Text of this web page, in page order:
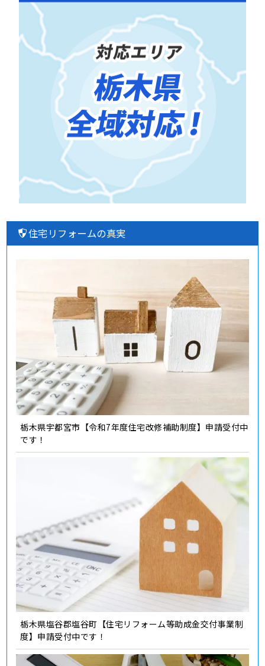
住宅リフォームの真実
栃木県宇都宮市【令和7年度住宅改修補助制度】申請受付中
です！
栃木県塩谷郡塩谷町【住宅リフォーム等助成金交付事業制
度】申請受付中です！